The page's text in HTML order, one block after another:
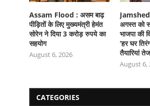
Assam Flood : असम बाढ़
पीड़ितों के लिए मुख्यमंत्री हेमंत
सोरेन ने दिया 3 करोड़ रुपये का
सहयोग
August 6, 2026
अगस्त को
भाजपा की
‘हर घर
तैयारियां
August 6,
CATEGORIES